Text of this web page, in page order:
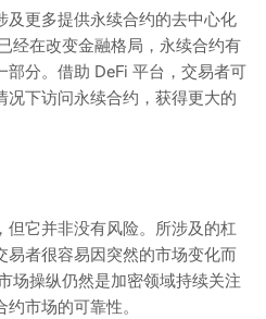
及更多提供永续合约的去中心化
经在改变金融格局，永续合约有
部分。借助 DeFi 平台，交易者可
况下访问永续合约，获得更大的
但它并非没有风险。所涉及的杠
易者很容易因突然的市场变化而
场操纵仍然是加密领域持续关注
市场的可靠性。